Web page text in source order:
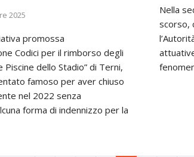
2025
promossa
Codici per il rimborso degli
Piscine dello Stadio” di Terni,
famoso per aver chiuso
nel 2022 senza
forma di indennizzo per la
Nella
scorso,